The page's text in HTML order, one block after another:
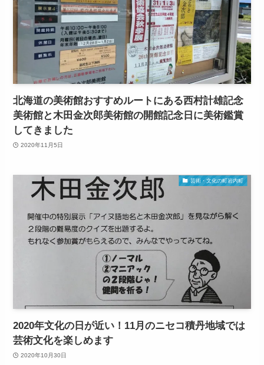
北海道の美術館おすすめルートにある西村計雄記念
美術館と木田金次郎美術館の開館記念日に美術鑑賞
してきました
2020年11月5日
芸術・文化の町岩内町
2020年文化の日が近い！11月のニセコ積丹地域では
芸術文化を楽しめます
2020年10月30日